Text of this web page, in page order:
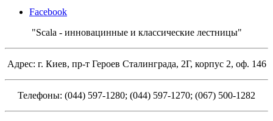
Facebook
"Scala - инновацинные и классические лестницы"
Адрес: г. Киев, пр-т Героев Сталинграда, 2Г, корпус 2, оф. 146
Телефоны: (044) 597-1280; (044) 597-1270; (067) 500-1282